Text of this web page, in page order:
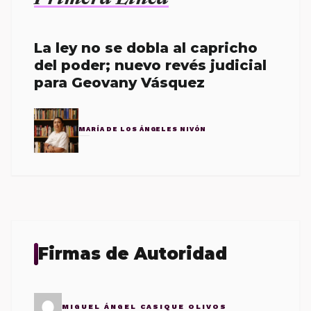
La ley no se dobla al capricho
del poder; nuevo revés judicial
para Geovany Vásquez
MARÍA DE LOS ÁNGELES NIVÓN
Firmas de Autoridad
MIGUEL ÁNGEL CASIQUE OLIVOS